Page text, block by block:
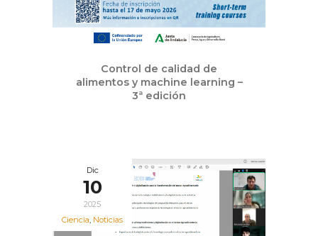
Control de calidad de
alimentos y machine learning –
3ª edición
Dic
10
2025
Ciencia, Noticias